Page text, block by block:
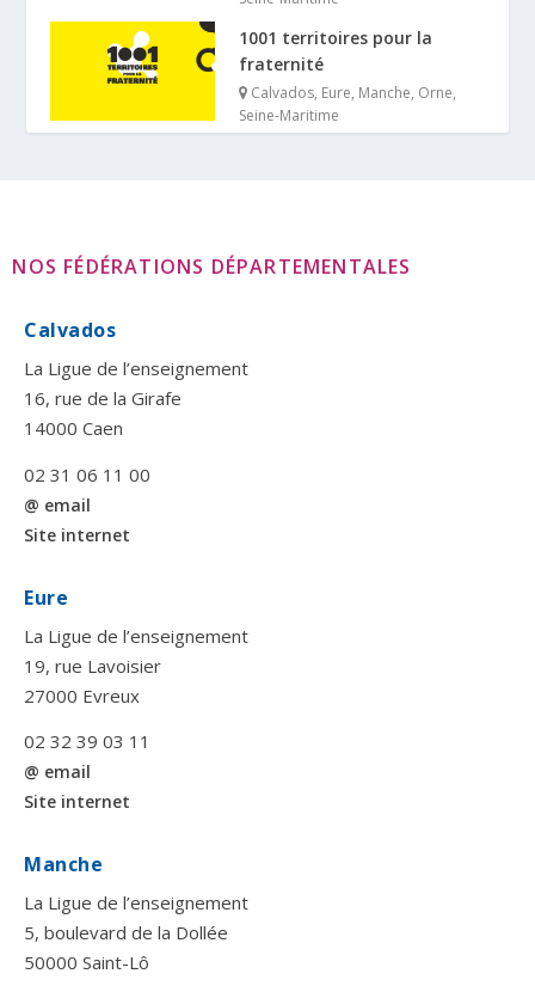
1001 territoires pour la
fraternité
Calvados, Eure, Manche, Orne,
Seine-Maritime
NOS FÉDÉRATIONS DÉPARTEMENTALES
Calvados
La Ligue de l’enseignement
16, rue de la Girafe
14000 Caen
02 31 06 11 00
@ email
Site internet
Eure
La Ligue de l’enseignement
19, rue Lavoisier
27000 Evreux
02 32 39 03 11
@ email
Site internet
Manche
La Ligue de l’enseignement
5, boulevard de la Dollée
50000 Saint-Lô